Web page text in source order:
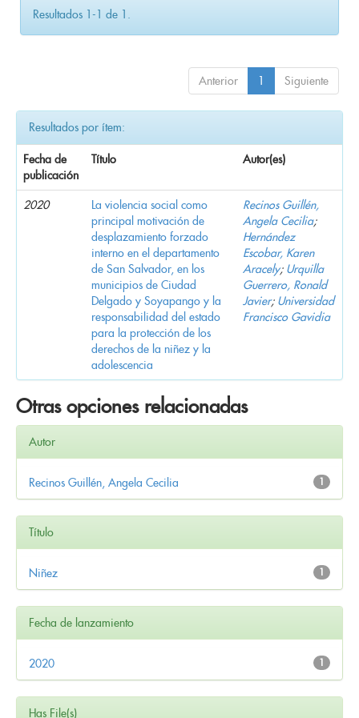
Resultados 1-1 de 1.
Anterior 1 Siguiente
Resultados por ítem:
Fecha de
publicación
Título Autor(es)
2020
La violencia social como
principal motivación de
desplazamiento forzado
interno en el departamento
de San Salvador, en los
municipios de Ciudad
Delgado y Soyapango y la
responsabilidad del estado
para la protección de los
derechos de la niñez y la
adolescencia
Recinos Guillén,
Angela Cecilia;
Hernández
Escobar, Karen
Aracely; Urquilla
Guerrero, Ronald
Javier; Universidad
Francisco Gavidia
Otras opciones relacionadas
Autor
1
Recinos Guillén, Angela Cecilia
Título
1
Niñez
Fecha de lanzamiento
1
2020
Has File(s)